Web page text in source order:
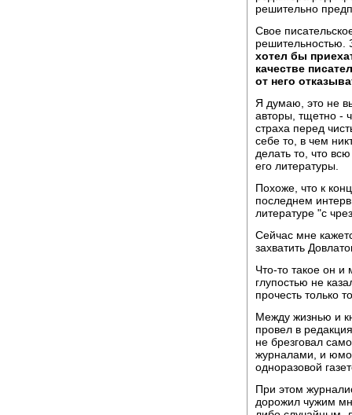
решительно
Свое
решительностью.
хотел бы
качестве
от него
Я думаю, это не
авторы, тщетно -
страха перед
себе то, в чем
делать то, что
его литературы.
Похоже, что к
последнем
литературе "с
Сейчас мне
захватить
Что-то такое он
глупостью не
прочесть только
Между жизнью и
провел в
не брезговал
журналами, и
одноразовой
При этом
дорожил чужим